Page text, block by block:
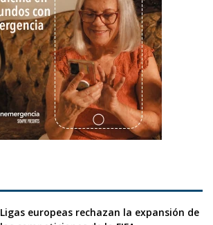
Ligas europeas rechazan la expansión de